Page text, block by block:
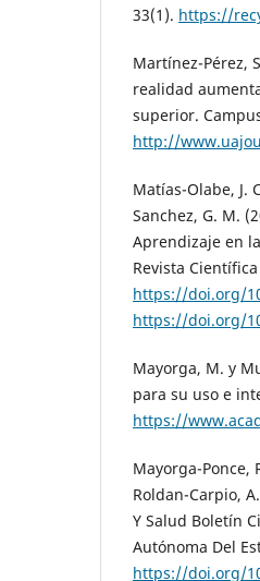
33(1). https://
Martínez-Pérez,
realidad
superior.
http://
Matías-Olabe, J.
Sanchez, G. M.
Aprendizaje en
Revista
https://doi.org/
https://doi.org/
Mayorga, M. y
para su uso e
https://
Mayorga-Ponce,
Roldan-Carpio,
Y Salud Boletín
Autónoma Del
https://doi.org/